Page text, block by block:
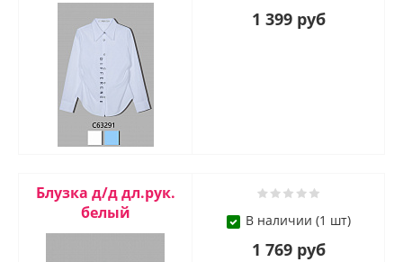
1 399 руб
Блузкa д/д дл.рук.
белый
В наличии (1 шт)
1 769 руб